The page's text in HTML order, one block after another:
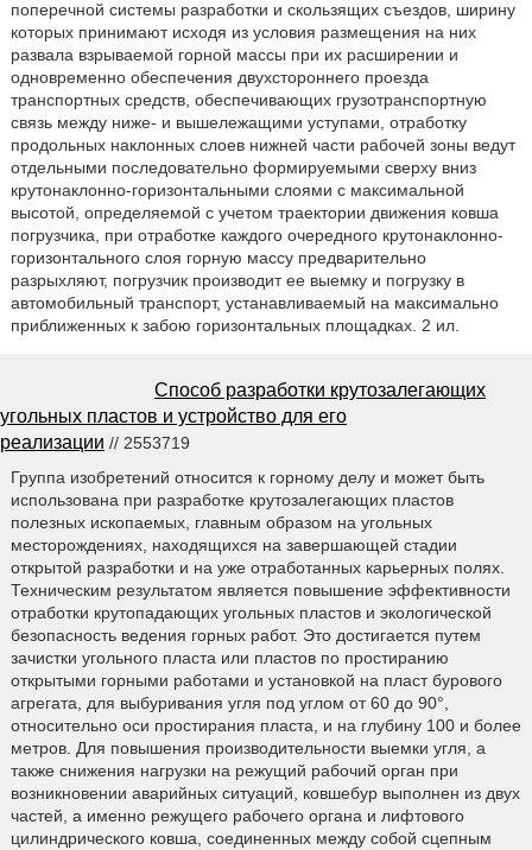
поперечной системы разработки и скользящих съездов, ширину
которых принимают исходя из условия размещения на них
развала взрываемой горной массы при их расширении и
одновременно обеспечения двухстороннего проезда
транспортных средств, обеспечивающих грузотранспортную
связь между ниже- и вышележащими уступами, отработку
продольных наклонных слоев нижней части рабочей зоны ведут
отдельными последовательно формируемыми сверху вниз
крутонаклонно-горизонтальными слоями с максимальной
высотой, определяемой с учетом траектории движения ковша
погрузчика, при отработке каждого очередного крутонаклонно-
горизонтального слоя горную массу предварительно
разрыхляют, погрузчик производит ее выемку и погрузку в
автомобильный транспорт, устанавливаемый на максимально
приближенных к забою горизонтальных площадках. 2 ил.
Способ разработки крутозалегающих
угольных пластов и устройство для его
реализации // 2553719
Группа изобретений относится к горному делу и может быть
использована при разработке крутозалегающих пластов
полезных ископаемых, главным образом на угольных
месторождениях, находящихся на завершающей стадии
открытой разработки и на уже отработанных карьерных полях.
Техническим результатом является повышение эффективности
отработки крутопадающих угольных пластов и экологической
безопасность ведения горных работ. Это достигается путем
зачистки угольного пласта или пластов по простиранию
открытыми горными работами и установкой на пласт бурового
агрегата, для выбуривания угля под углом от 60 до 90°,
относительно оси простирания пласта, и на глубину 100 и более
метров. Для повышения производительности выемки угля, а
также снижения нагрузки на режущий рабочий орган при
возникновении аварийных ситуаций, ковшебур выполнен из двух
частей, а именно режущего рабочего органа и лифтового
цилиндрического ковша, соединенных между собой сцепным